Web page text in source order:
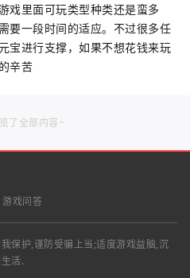
戏里面可玩类型种类还是蛮多
要一段时间的适应。不过很多任
宝进行支撑，如果不想花钱来玩
辛苦
了全部内容~
游戏问答
保护,谨防受骗上当;适度游戏益脑,沉
活.